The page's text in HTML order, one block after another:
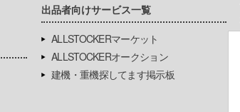
出品者向けサービス一覧
ALLSTOCKERマーケット
ALLSTOCKERオークション
建機・重機探してます掲示板